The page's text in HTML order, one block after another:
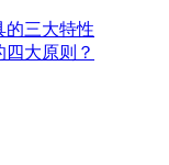
的三大特性
大原则？